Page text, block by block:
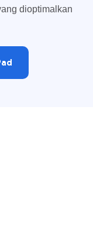
dioptimalkan